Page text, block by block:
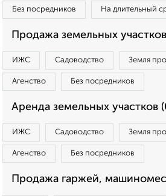
Без посредников На длительный
Продажа земельных
ИЖС Садоводство Земля
Агенство Без посредников
Аренда земельных участков
ИЖС Садоводство Земля
Агенство Без посредников
Продажа гаржей,